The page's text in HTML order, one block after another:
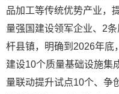
品加工等传统优势产业，
量强国建设领军企业、2
杆县镇，明确到2026年底
建设10个质量基础设施集
量联动提升试点10个、争